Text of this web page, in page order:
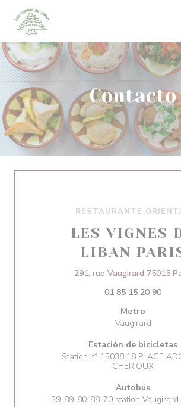
Personalización de sus opciones de cookies
Contacto
RESTAURANTE
LES VIGNES
LIBAN
291, rue Vaugirard 75015
01 85 15 20 90
Metro
Vaugirard
Estación de bicicletas
Station n° 15038 18 PLACE
CHERIOUX
Autobús
39-89-80-88-70 station Vaugirard